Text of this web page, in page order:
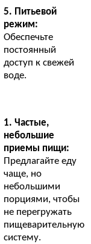
5. Питьевой
режим:
Обеспечьте
постоянный
доступ к свежей
воде.
1. Частые,
небольшие
приемы пищи:
Предлагайте еду
чаще, но
небольшими
порциями, чтобы
не перегружать
пищеварительную
систему.